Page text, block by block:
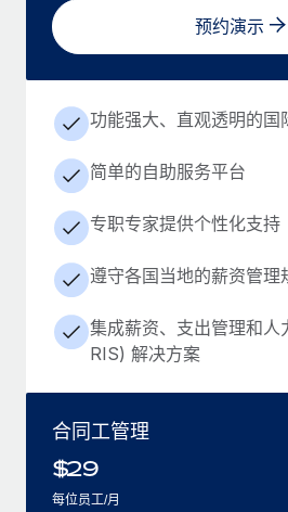
预约演示
功能强大、直观透明的国
简单的自助服务平台
专职专家提供个性化支持
遵守各国当地的薪资管理
集成薪资、支出管理和人
RIS) 解决方案
合同工管理
$29
每位员工/月